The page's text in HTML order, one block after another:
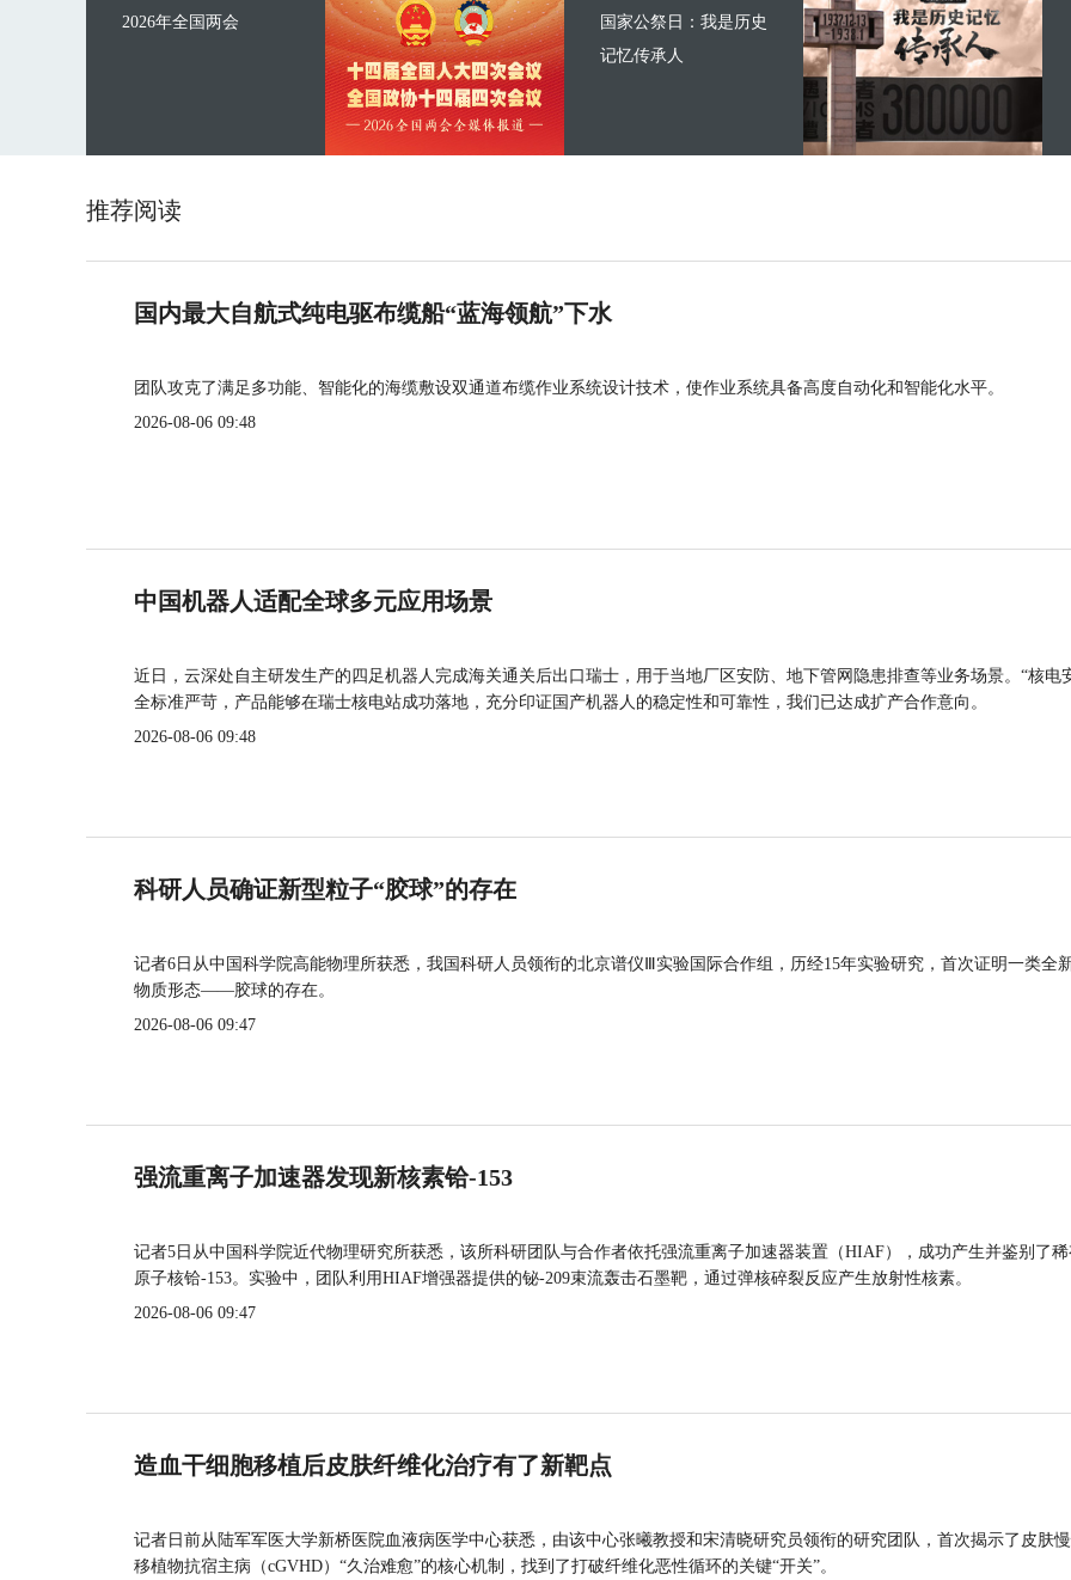
2026年全国两会
国家公祭日：我是历史
记忆传承人
推荐阅读
国内最大自航式纯电驱布缆船“蓝海领航”下水
团队攻克了满足多功能、智能化的海缆敷设双通道布缆作业系统设计技术，使作业系统具备高度自动化和智能化水平。
2026-08-06 09:48
中国机器人适配全球多元应用场景
近日，云深处自主研发生产的四足机器人完成海关通关后出口瑞士，用于当地厂区安防、地下管网隐患排查等业务场景。“核电
全标准严苛，产品能够在瑞士核电站成功落地，充分印证国产机器人的稳定性和可靠性，我们已达成扩产合作意向。
2026-08-06 09:48
科研人员确证新型粒子“胶球”的存在
记者6日从中国科学院高能物理所获悉，我国科研人员领衔的北京谱仪Ⅲ实验国际合作组，历经15年实验研究，首次证明一类全
物质形态——胶球的存在。
2026-08-06 09:47
强流重离子加速器发现新核素铪-153
记者5日从中国科学院近代物理研究所获悉，该所科研团队与合作者依托强流重离子加速器装置（HIAF），成功产生并鉴别了
原子核铪-153。实验中，团队利用HIAF增强器提供的铋-209束流轰击石墨靶，通过弹核碎裂反应产生放射性核素。
2026-08-06 09:47
造血干细胞移植后皮肤纤维化治疗有了新靶点
记者日前从陆军军医大学新桥医院血液病医学中心获悉，由该中心张曦教授和宋清晓研究员领衔的研究团队，首次揭示了皮肤
移植物抗宿主病（cGVHD）“久治难愈”的核心机制，找到了打破纤维化恶性循环的关键“开关”。